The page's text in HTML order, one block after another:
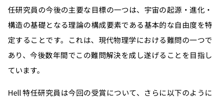
任研究員の今後の主要な目標の一つは、宇宙の起源・進化・
構造の基礎となる理論の構成要素である基本的な自由度を特
定することです。これは、現代物理学における難問の一つで
あり、今後数年間でこの難問解決を成し遂げることを目指し
ています。
Hell 特任研究員は今回の受賞について、さらに以下のように